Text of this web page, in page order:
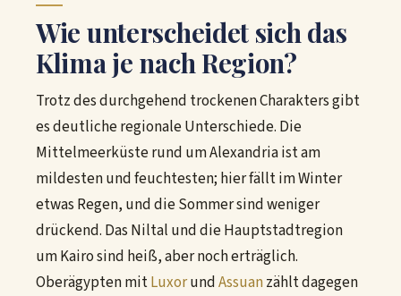
Wie unterscheidet sich das
Klima je nach Region?
Trotz des durchgehend trockenen Charakters gibt
es deutliche regionale Unterschiede. Die
Mittelmeerküste rund um Alexandria ist am
mildesten und feuchtesten; hier fällt im Winter
etwas Regen, und die Sommer sind weniger
drückend. Das Niltal und die Hauptstadtregion
um Kairo sind heiß, aber noch erträglich.
Oberägypten mitLuxorundAssuanzählt dagegen